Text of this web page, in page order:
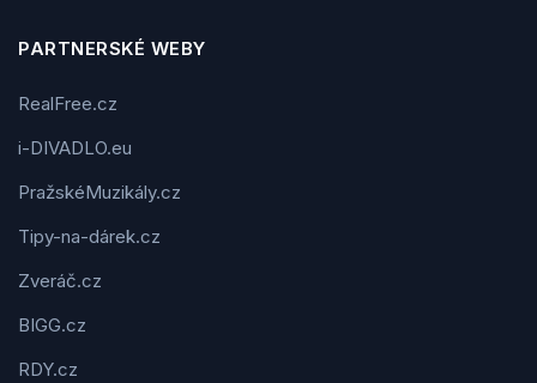
PARTNERSKÉ WEBY
RealFree.cz
i-DIVADLO.eu
PražskéMuzikály.cz
Tipy-na-dárek.cz
Zveráč.cz
BIGG.cz
RDY.cz